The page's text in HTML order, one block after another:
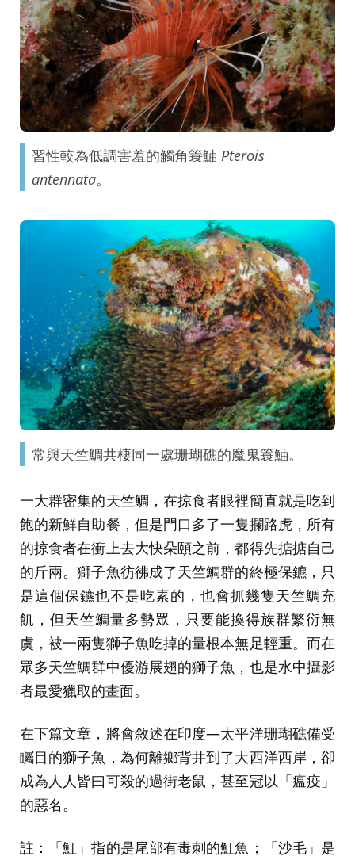
習性較為低調害羞的觸角簑鮋 Pterois
antennata。
常與天竺鯛共棲同一處珊瑚礁的魔鬼簑鮋。
一大群密集的天竺鯛，在掠食者眼裡簡直就是吃到
飽的新鮮自助餐，但是門口多了一隻攔路虎，所有
的掠食者在衝上去大快朵頤之前，都得先掂掂自己
的斤兩。獅子魚彷彿成了天竺鯛群的終極保鑣，只
是這個保鑣也不是吃素的，也會抓幾隻天竺鯛充
飢，但天竺鯛量多勢眾，只要能換得族群繁衍無
虞，被一兩隻獅子魚吃掉的量根本無足輕重。而在
眾多天竺鯛群中優游展翅的獅子魚，也是水中攝影
者最愛獵取的畫面。
在下篇文章，將會敘述在印度—太平洋珊瑚礁備受
矚目的獅子魚，為何離鄉背井到了大西洋西岸，卻
成為人人皆曰可殺的過街老鼠，甚至冠以「瘟疫」
的惡名。
註：「魟」指的是尾部有毒刺的魟魚；「沙毛」是